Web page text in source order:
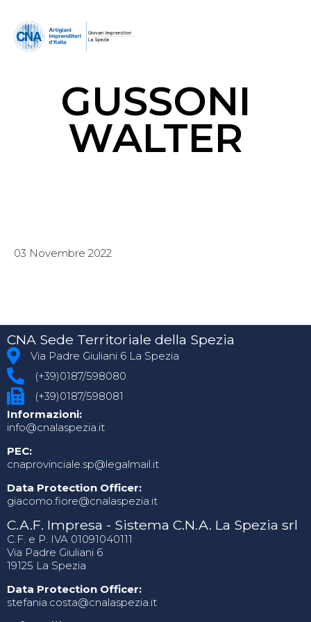
GUSSONI
WALTER
03 Novembre 2022
CNA Sede Territoriale della Spezia
Via Padre Giuliani 6 La Spezia
(+39)0187/598080
(+39)0187/598081
Informazioni:
info@cnalaspezia.it
PEC:
cnaprovinciale.sp@legalmail.it
Data Protection Officer:
giacomo.fiore@cnalaspezia.it
C.A.F. Impresa - Sistema C.N.A. La Spezia srl
C.F. e P. IVA 01091040111
Via Padre Giuliani 6
19125 La Spezia
Data Protection Officer:
stefania.costa@cnalaspezia.it